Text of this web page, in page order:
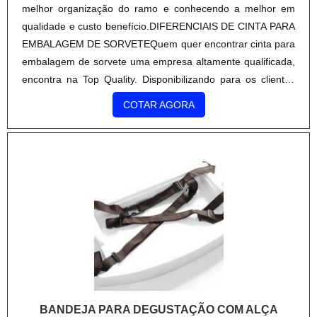
melhor organização do ramo e conhecendo a melhor em
qualidade e custo benefício.DIFERENCIAIS DE CINTA PARA
EMBALAGEM DE SORVETEQuem quer encontrar cinta para
embalagem de sorvete uma empresa altamente qualificada,
encontra na Top Quality. Disponibilizando para os clientes
caixa papel triplex e solapas para embalagens, visando
sempre a qualidade final para a fidelização do cliente.Ainda
tratando-se de cinta para embalagem de sorvete, deve-se
produtos e serviços que tenham ótima qualidade e
assertividade, pequenos detalhes, mas de grande valia para
saber a procedência e seriedade da empresa.É importante
lembrar que o produto deve sempre ser adquirido com
empresas especializadas no segmento. Esse tipo de
cuidado ajuda a garantir a qualidade e durabilidade dos
materiais, além de evitar prejuízos com substituições
frequentes de produtos que não cumprem com suas
funções adequadamente. Assim, é possível poupar gastos
COTAR AGORA
BANDEJA PARA DEGUSTAÇÃO COM ALÇA